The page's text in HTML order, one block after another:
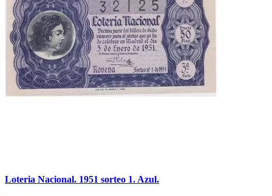
Loteria Nacional. 1951 sorteo 1. Azul.